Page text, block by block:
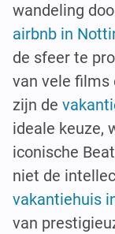
wandeling
airbnb in
de sfeer te
van vele films
zijn de
ideale keuze,
iconische
niet de
vakantiehuis
van